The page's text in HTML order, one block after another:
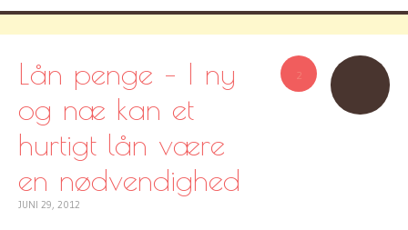
2
Lån penge – I ny
og næ kan et
hurtigt lån være
en nødvendighed
JUNI 29, 2012